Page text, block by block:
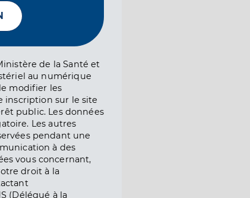
de la Santé et
au numérique
modifier les
inscription sur le site
public. Les données
Les autres
pendant une
à des
vous concernant,
droit à la
(Délégué à la